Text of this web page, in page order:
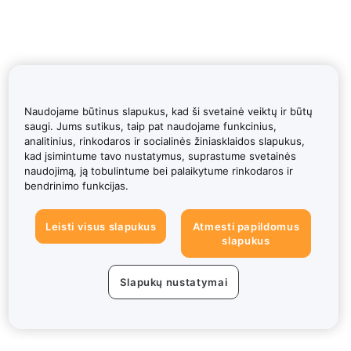
Naudojame būtinus slapukus, kad ši svetainė veiktų ir būtų
saugi. Jums sutikus, taip pat naudojame funkcinius,
analitinius, rinkodaros ir socialinės žiniasklaidos slapukus,
kad įsimintume tavo nustatymus, suprastume svetainės
naudojimą, ją tobulintume bei palaikytume rinkodaros ir
bendrinimo funkcijas.
Leisti visus slapukus
Atmesti papildomus
slapukus
Slapukų nustatymai